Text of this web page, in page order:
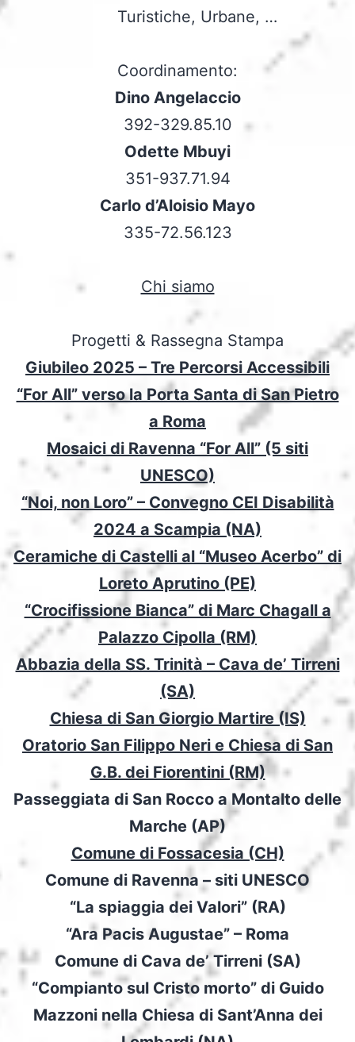
Turistiche, Urbane, …
Coordinamento:
Dino Angelaccio
392-329.85.10
Odette Mbuyi
351-937.71.94
Carlo d’Aloisio Mayo
335-72.56.123
Chi siamo
Progetti & Rassegna Stampa
Giubileo 2025 – Tre Percorsi Accessibili
“For All” verso la Porta Santa di San Pietro
a Roma
Mosaici di Ravenna “For All” (5 siti
UNESCO)
“Noi, non Loro” – Convegno CEI Disabilità
2024 a Scampia (NA)
Ceramiche di Castelli al “Museo Acerbo” di
Loreto Aprutino (PE)
“Crocifissione Bianca” di Marc Chagall a
Palazzo Cipolla (RM)
Abbazia della SS. Trinità – Cava de’ Tirreni
(SA)
Chiesa di San Giorgio Martire (IS)
Oratorio San Filippo Neri e Chiesa di San
G.B. dei Fiorentini (RM)
Passeggiata di San Rocco a Montalto delle
Marche (AP)
Comune di Fossacesia (CH)
Comune di Ravenna – siti UNESCO
“La spiaggia dei Valori” (RA)
“Ara Pacis Augustae” – Roma
Comune di Cava de’ Tirreni (SA)
“Compianto sul Cristo morto” di Guido
Mazzoni nella Chiesa di Sant’Anna dei